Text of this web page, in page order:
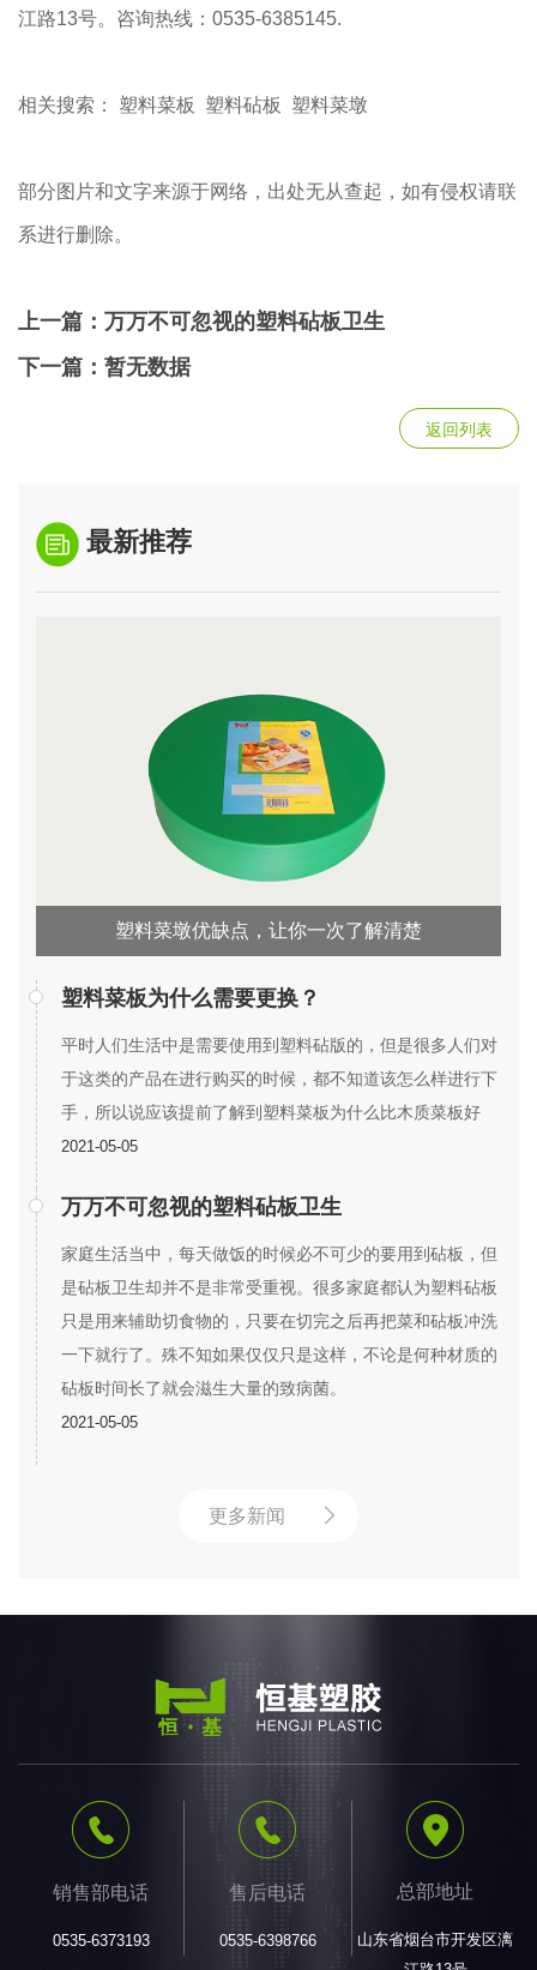
江路13号。咨询热线：0535-6385145.
相关搜索： 塑料菜板 塑料砧板 塑料菜墩
部分图片和文字来源于网络，出处无从查起，如有侵权请联
系进行删除。
上一篇： 万万不可忽视的塑料砧板卫生
下一篇： 暂无数据
返回列表
最新推荐
塑料菜墩优缺点，让你一次了解清楚
塑料菜板为什么需要更换？
平时人们生活中是需要使用到塑料砧版的，但是很多人们对
于这类的产品在进行购买的时候，都不知道该怎么样进行下
手，所以说应该提前了解到塑料菜板为什么比木质菜板好
2021-05-05
万万不可忽视的塑料砧板卫生
家庭生活当中，每天做饭的时候必不可少的要用到砧板，但
是砧板卫生却并不是非常受重视。很多家庭都认为塑料砧板
只是用来辅助切食物的，只要在切完之后再把菜和砧板冲洗
一下就行了。殊不知如果仅仅只是这样，不论是何种材质的
砧板时间长了就会滋生大量的致病菌。
2021-05-05
更多新闻
销售部电话
0535-6373193
售后电话
0535-6398766
总部地址
山东省烟台市开发区漓